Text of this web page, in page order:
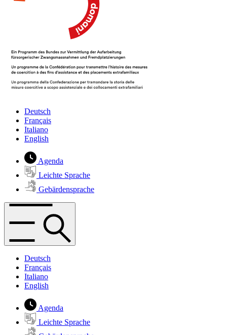
Deutsch
Français
Italiano
English
Agenda
Leichte Sprache
Gebärdensprache
Deutsch
Français
Italiano
English
Agenda
Leichte Sprache